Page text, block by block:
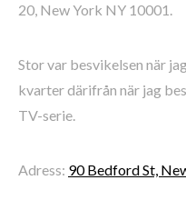
20, New York NY 10001.
Stor var besvikelsen när
kvarter därifrån när jag
TV-serie.
Adress: 90 Bedford St,